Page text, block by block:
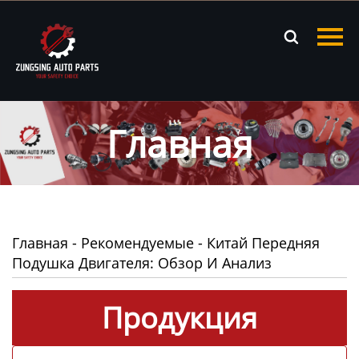

Главная
Продукция
Новости
О нас
Контакты
Главная
Главная - Рекомендуемые - Китай Передняя
Подушка Двигателя: Обзор И Анализ
Продукция